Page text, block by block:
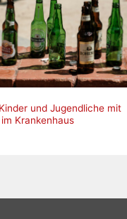
und Jugendliche mit
Krankenhaus